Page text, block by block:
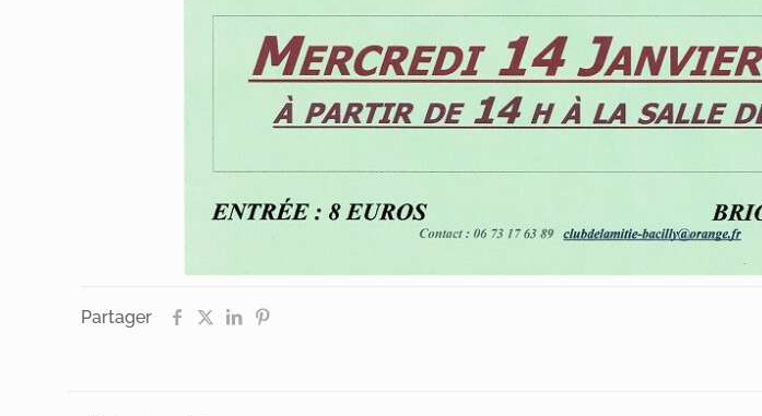
Partager